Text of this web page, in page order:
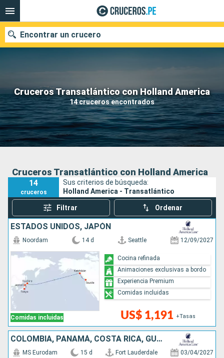
Cruceros Transatlántico con Holland America
14 cruceros encontrados
Encontrar un crucero
Nuestros destinos
Fecha de salida
Puertos Compañías
Cruceros Transatlántico con Holland America
14
cruceros
Sus criterios de búsqueda:
Holland America - Transatlántico
Filtrar Ordenar
ESTADOS UNIDOS, JAPÓN
Comidas incluidas
Noordam 14 d Seattle 12/09/2027
US$ 1,191 +Tasas
Cocina refinada
Animaciones exclusivas a bordo
Experiencia Premium
Comidas incluidas
COLOMBIA, PANAMÁ, COSTA RICA, GUATEMALA, MÉXICO, ESTADOS UNIDOS
MS Eurodam 15 d Fort Lauderdale 03/04/2027